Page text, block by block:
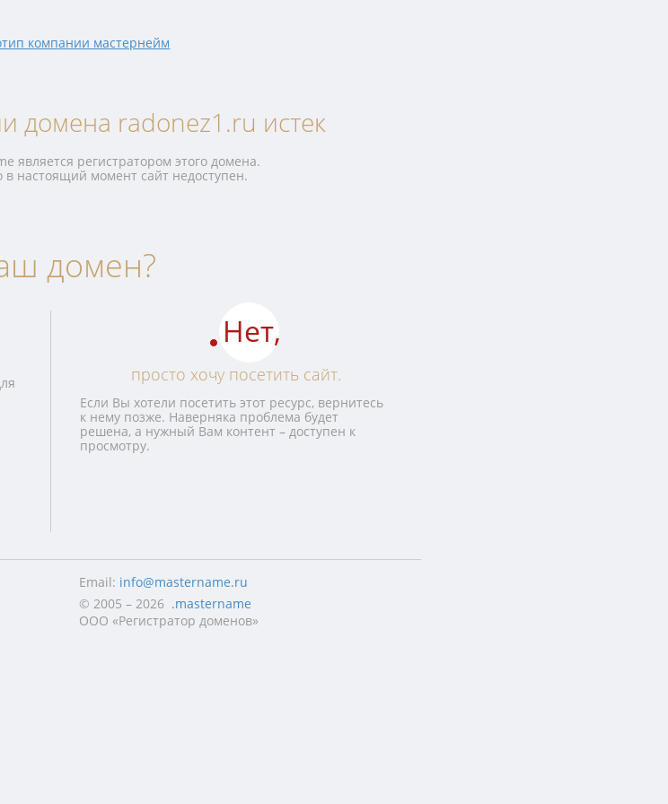
домена radonez1.ru истек
является регистратором этого домена.
настоящий момент сайт недоступен.
домен?
Нет,
просто хочу посетить сайт.
Если Вы хотели посетить этот ресурс, вернитесь
к нему позже. Наверняка проблема будет
решена, а нужный Вам контент – доступен к
просмотру.
Email: info@mastername.ru
© 2005 – 2026 .mastername
ООО «Регистратор доменов»